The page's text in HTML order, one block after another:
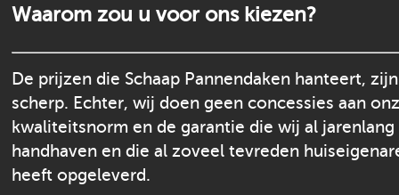
Waarom zou u voor ons kiezen?
De prijzen die Schaap Pannendaken hanteert,
scherp. Echter, wij doen geen concessies aan
kwaliteitsnorm en de garantie die wij al jarenlang
handhaven en die al zoveel tevreden
heeft opgeleverd.